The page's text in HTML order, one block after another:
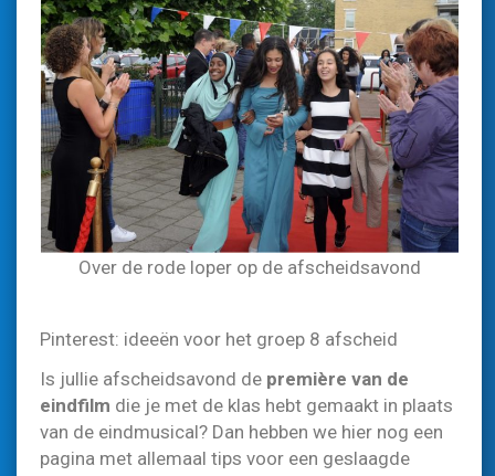
Over de rode loper op de afscheidsavond
Pinterest: ideeën voor het groep 8 afscheid
Is jullie afscheidsavond de première van de
eindfilm die je met de klas hebt gemaakt in plaats
van de eindmusical? Dan hebben we hier nog een
pagina met allemaal tips voor een geslaagde